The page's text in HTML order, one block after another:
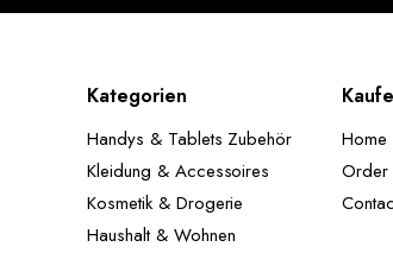
Kategorien
Handys & Tablets Zubehör
Kleidung & Accessoires
Kosmetik & Drogerie
Haushalt & Wohnen
Home
Order